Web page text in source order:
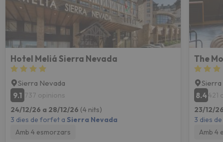
Hotel Meliá Sierra Nevada
Sierra Nevada
9.1 737 opinions
24/12/26 a 28/12/26 (4 nits)
3 dies de forfet a Sierra Nevada
Amb 4 esmorzars
The
8.4421
23/12/
3 dies
Amb 4